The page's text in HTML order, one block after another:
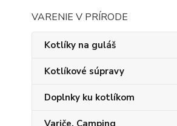
VARENIE V PRÍRODE
Kotlíky na guláš
Kotlíkové súpravy
Doplnky ku kotlíkom
Variče, Camping